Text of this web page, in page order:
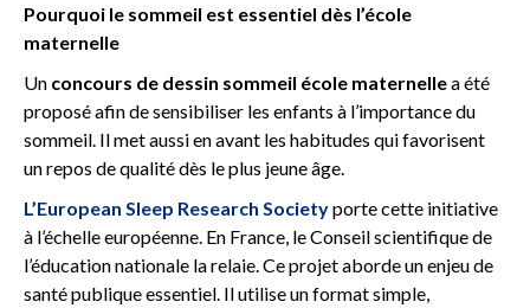
Pourquoi le sommeil est essentiel dès l’école
maternelle
Un concours de dessin sommeil école maternellea été
proposé afin de sensibiliser les enfants à l’importance du
sommeil. Il met aussi en avant les habitudes qui favorisent
un repos de qualité dès le plus jeune âge.
L’European Sleep Research Societyporte cette initiative
à l’échelle européenne. En France, le Conseil scientifique de
l’éducation nationale la relaie. Ce projet aborde un enjeu de
santé publique essentiel. Il utilise un format simple,